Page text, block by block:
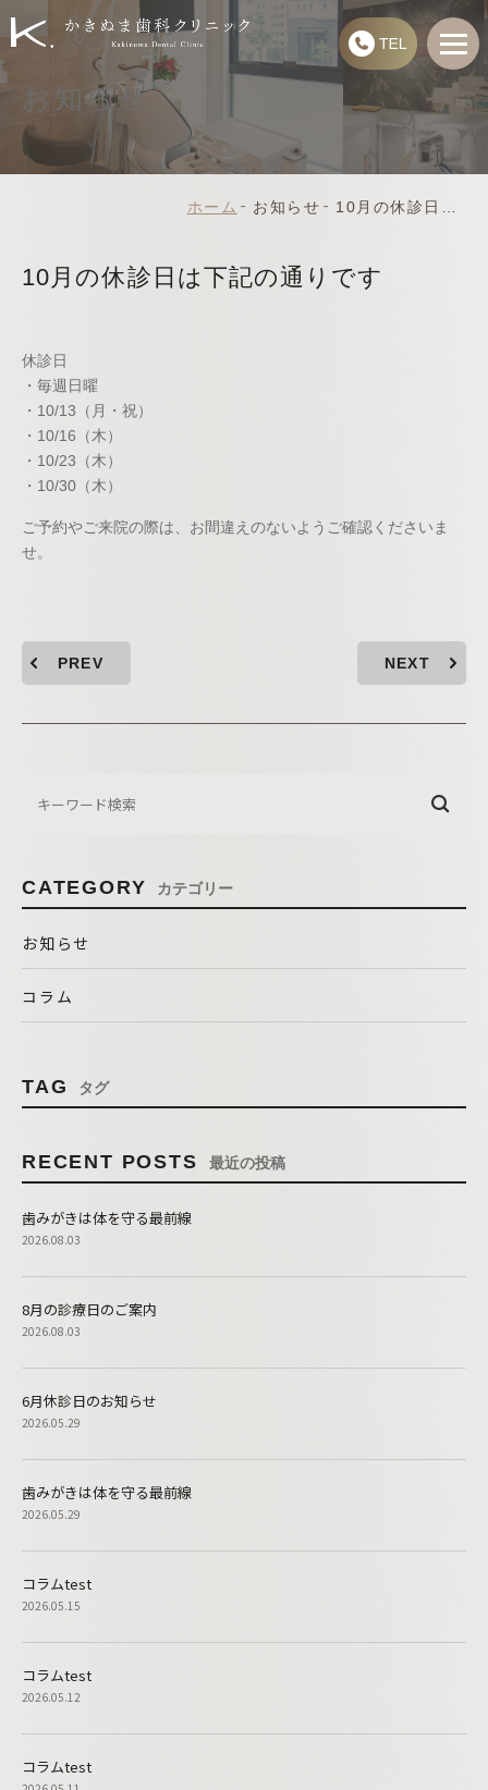
お知らせ
ホーム お知らせ 10月の休診日は下記の通りです
10月の休診日は下記の通りです
休診日
・毎週日曜
・10/13（月・祝）
・10/16（木）
・10/23（木）
・10/30（木）
ご予約やご来院の際は、お間違えのないようご確認くださいま
せ。
PREV NEXT
CATEGORY カテゴリー
お知らせ
コラム
TAG タグ
RECENT POSTS 最近の投稿
歯みがきは体を守る最前線
2026.08.03
8月の診療日のご案内
2026.08.03
6月休診日のお知らせ
2026.05.29
歯みがきは体を守る最前線
2026.05.29
コラムtest
2026.05.15
コラムtest
2026.05.12
コラムtest